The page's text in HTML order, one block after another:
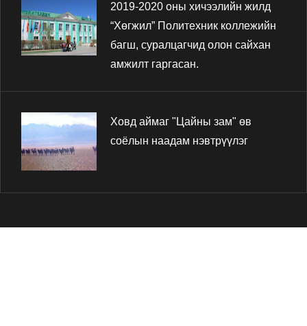
2019-2020 оны хичээлийн жилд
“Хөгжил” Политехник коллежийн
багш, суралцагчид олон сайхан
амжилт гаргасан.
Ховд аймаг "Цайны зам" өв
соёлын наадам нэвтрүүлэг